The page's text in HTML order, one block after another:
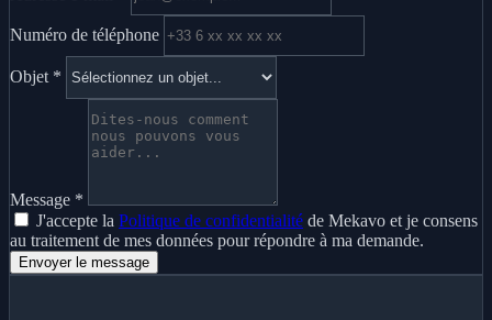
Numéro de téléphone
Objet *
Message *
J'accepte la Politique de confidentialité de Mekavo et je consens
au traitement de mes données pour répondre à ma demande.
Envoyer le message